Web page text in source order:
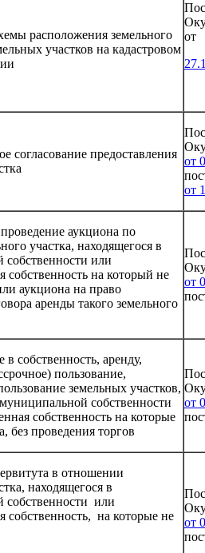
расположения земельного
участков на кадастровом
от
согласование предоставления
от
от
аукциона по
участка, находящегося в
или
собственность на который не
аукциона на право
аренды такого земельного
от
в собственность, аренду,
пользование,
земельных участков,
собственности
собственность на которые
без проведения торгов
от
в отношении
находящегося в
собственности или
собственность, на которые не
от